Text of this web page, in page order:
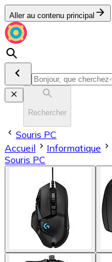
Aller au contenu principal
Rechercher
Souris PC
Accueil
Informatique
Souris PC